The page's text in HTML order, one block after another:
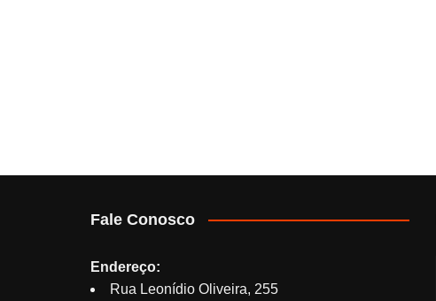
Fale Conosco
Endereço:
Rua Leonídio Oliveira, 255